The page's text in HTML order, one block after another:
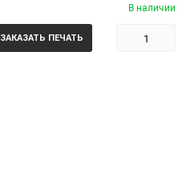
ЗАКАЗАТЬ ПЕЧАТЬ
В наличии